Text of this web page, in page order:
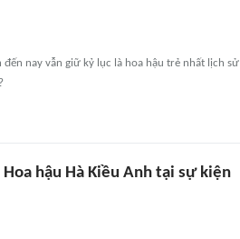
nay vẫn giữ kỷ lục là hoa hậu trẻ nhất lịch sử
hậu Hà Kiều Anh tại sự kiện